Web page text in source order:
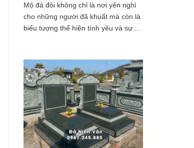
Mộ đá đôi không chỉ là nơi yên nghỉ
cho những người đã khuất mà còn là
biểu tượng thể hiện tình yêu và sự ...